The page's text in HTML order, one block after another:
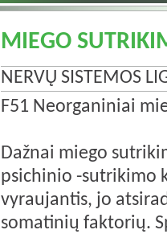
MIEGO
NERVŲ SISTEMOS
F51 Neorganiniai
Dažnai miego
psichinio -sutrikimo
vyraujantis, jo
somatinių faktorių.